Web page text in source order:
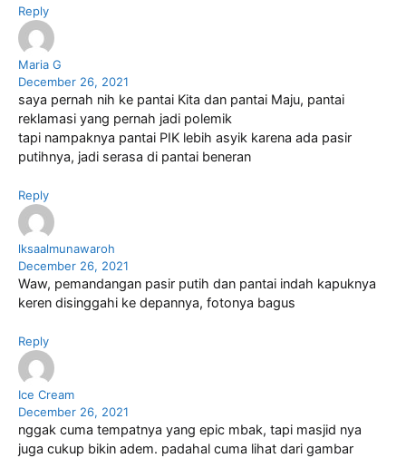
Reply
Maria G
December 26, 2021
saya pernah nih ke pantai Kita dan pantai Maju, pantai
reklamasi yang pernah jadi polemik
tapi nampaknya pantai PIK lebih asyik karena ada pasir
putihnya, jadi serasa di pantai beneran
Reply
lksaalmunawaroh
December 26, 2021
Waw, pemandangan pasir putih dan pantai indah kapuknya
keren disinggahi ke depannya, fotonya bagus
Reply
Ice Cream
December 26, 2021
nggak cuma tempatnya yang epic mbak, tapi masjid nya
juga cukup bikin adem. padahal cuma lihat dari gambar